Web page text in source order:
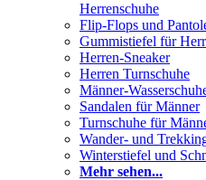
Herrenschuhe
Flip-Flops und
Gummistiefel für
Herren-Sneaker
Herren Turnschuhe
Männer-
Sandalen für Männer
Turnschuhe für
Wander- und
Winterstiefel und
Mehr sehen...